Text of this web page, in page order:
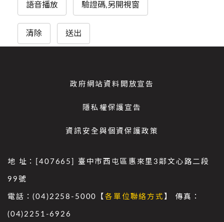
語音播放 驗證碼,另開視窗
清除 送出
政府網站資料開放宣告
隱私權保護宣告
資訊安全與個資保護政策
地 址：[407665] 臺中市西屯區惠來里3鄰文心路二段
99號
電話：(04)2258-5000【各單位聯絡方式 】 傳真：
(04)2251-6926